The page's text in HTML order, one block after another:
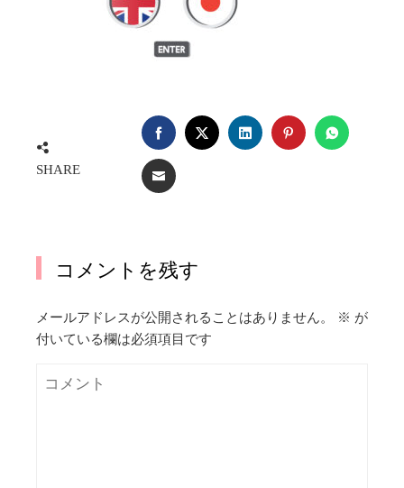
SHARE
FACEBOOKTWITTERLINKEDINPINTEREST
EMAIL
コメントを残す
メールアドレスが公開されることはありません。 ※ が
付いている欄は必須項目です